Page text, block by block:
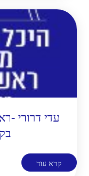
עדי דרורי -
קרא עוד